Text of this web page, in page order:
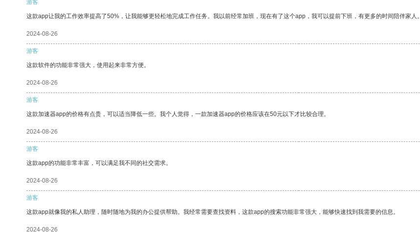
游客
这款app让我的工作效率提高了50%，让我能够更轻松地完成工作任务。我以前经常加班，现在有了这个app，我可以提前下班，有更多的时间陪伴家人。
2024-08-26
游客
这款软件的功能非常强大，使用起来非常方便。
2024-08-26
游客
这款加速器app的价格有点贵，可以适当降低一些。我个人觉得，一款加速器app的价格应该在50元以下才比较合理。
2024-08-26
游客
这款app的功能非常丰富，可以满足我不同的社交需求。
2024-08-26
游客
这款app就像我的私人助理，随时随地为我的办公提供帮助。我经常需要查找资料，这款app的搜索功能非常强大，能够快速找到我需要的信息。
2024-08-26